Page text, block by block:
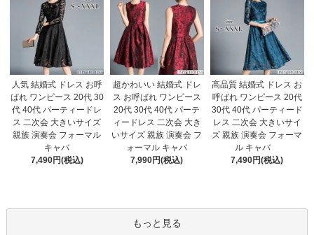
人気 結婚式 ドレス お呼
ばれ ワンピース 20代 30
代 40代 パーティードレ
ス 二次会 大きいサイズ
親族 演奏会 フォーマル
キャバ
7,490円(税込)
超かわいい 結婚式 ドレ
ス お呼ばれ ワンピース
20代 30代 40代 パーテ
ィードレス 二次会 大き
いサイズ 親族 演奏会 フ
ォーマル キャバ
7,990円(税込)
高品質 結婚式 ドレス お
呼ばれ ワンピース 20代
30代 40代 パーティード
レス 二次会 大きいサイ
ズ 親族 演奏会 フォーマ
ル キャバ
7,490円(税込)
もっと見る